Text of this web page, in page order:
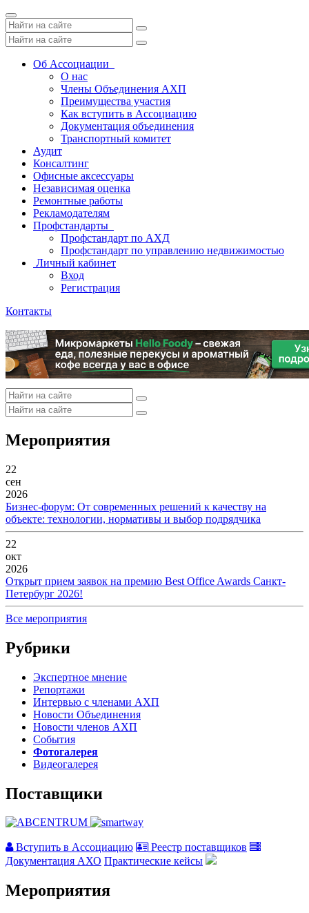
Toggle
navigation
Об Ассоциации
О нас
Члены Объединения АХП
Преимущества участия
Как вступить в Ассоциацию
Документация объединения
Транспортный комитет
Аудит
Консалтинг
Офисные аксессуары
Независимая оценка
Ремонтные работы
Рекламодателям
Профстандарты
Профстандарт по АХД
Профстандарт по управлению недвижимостью
Личный кабинет
Вход
Регистрация
Контакты
Мероприятия
22
сен
2026
Бизнес-форум: От современных решений к качеству на
объекте: технологии, нормативы и выбор подрядчика
22
окт
2026
Открыт прием заявок на премию Best Office Awards Санкт-
Петербург 2026!
Все мероприятия
Рубрики
Экспертное мнение
Репортажи
Интервью с членами АХП
Новости Объединения
Новости членов АХП
События
Фотогалерея
Видеогалерея
Поставщики
Вступить в Ассоциацию
Реестр поставщиков
Документация АХО Практические кейсы
Мероприятия